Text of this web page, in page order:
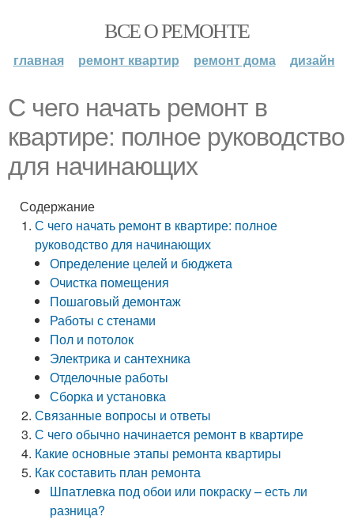
ВСЕ О РЕМОНТЕ
главная ремонт квартир ремонт дома дизайн
С чего начать ремонт в
квартире: полное руководство
для начинающих
Содержание
С чего начать ремонт в квартире: полное
руководство для начинающих
Определение целей и бюджета
Очистка помещения
Пошаговый демонтаж
Работы с стенами
Пол и потолок
Электрика и сантехника
Отделочные работы
Сборка и установка
Связанные вопросы и ответы
С чего обычно начинается ремонт в квартире
Какие основные этапы ремонта квартиры
Как составить план ремонта
Шпатлевка под обои или покраску – есть ли
разница?